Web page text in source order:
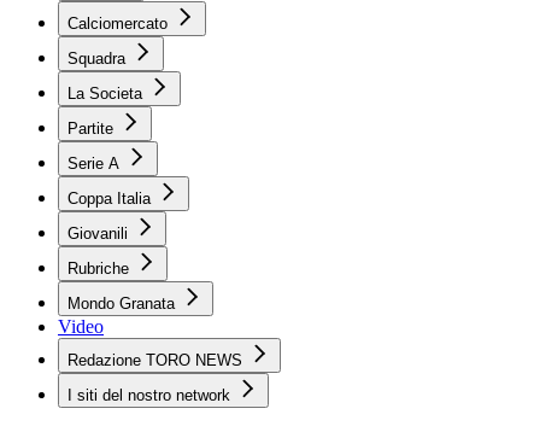
Calciomercato
Squadra
La Societa
Partite
Serie A
Coppa Italia
Giovanili
Rubriche
Mondo Granata
Video
Redazione TORO NEWS
I siti del nostro network